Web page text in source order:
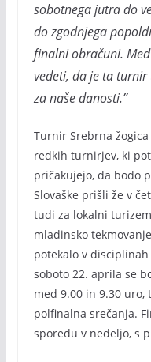
sobotnega jutra do
do zgodnjega
finalni obračuni.
vedeti, da je ta
za naše danosti.”
Turnir Srebrna
redkih turnirjev, ki
pričakujejo, da bodo
Slovaške prišli že v
tudi za lokalni
mladinsko
potekalo v
soboto 22. aprila se
med 9.00 in 9.30
polfinalna srečanja.
sporedu v nedeljo, s